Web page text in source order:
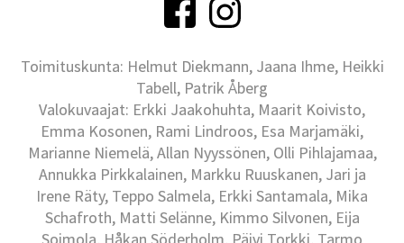
Toimituskunta: Helmut Diekmann, Jaana Ihme, Heikki
Tabell, Patrik Åberg
Valokuvaajat: Erkki Jaakohuhta, Maarit Koivisto,
Emma Kosonen, Rami Lindroos, Esa Marjamäki,
Marianne Niemelä, Allan Nyyssönen, Olli Pihlajamaa,
Annukka Pirkkalainen, Markku Ruuskanen, Jari ja
Irene Räty, Teppo Salmela, Erkki Santamala, Mika
Schafroth, Matti Selänne, Kimmo Silvonen, Eija